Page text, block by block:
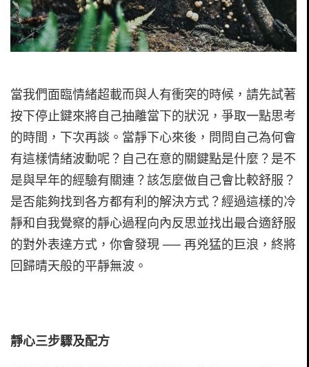
當我們面臨情緒超載而與人有衝突的時候，請先試著
按下停止鍵來將自己抽離當下的狀況，爭取一點思考
的時間，下次再談。當靜下心來後，問問自己為何會
有這樣情緒波動呢？自己在意的關鍵點是什麼？是不
是與早年的經驗有關連？該怎麼做自己會比較舒服？
是否能夠找到各方都有利的解決方式？經過這樣的冷
靜和自我覺察的靜心過程向內反思並找出最合適舒服
的對外表達方式，你會發現 ── 再兇猛的巨浪，終將
回歸晴天般的平靜無波。
靜心三步驟及配方